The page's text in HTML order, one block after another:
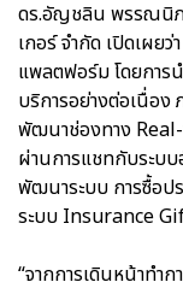
ดร.อัญชลิน พรรณนิภ
เกอร์ จำกัด เปิดเผย
แพลตฟอร์ม โดยการ
บริการอย่างต่อเนื่อง
พัฒนาช่องทาง
ผ่านการแชทกับระบบ
พัฒนาระบบ การซื้อป
ระบบ Insurance
“จากการเดินหน้าทำ